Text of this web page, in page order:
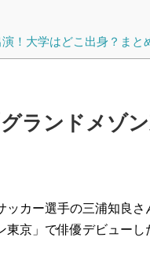
！大学はどこ出身？まと
ランドメゾ
ッカー選手の三浦知良さ
京」で俳優デビューし